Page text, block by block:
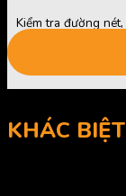
Kiểm tra đường
KHÁC